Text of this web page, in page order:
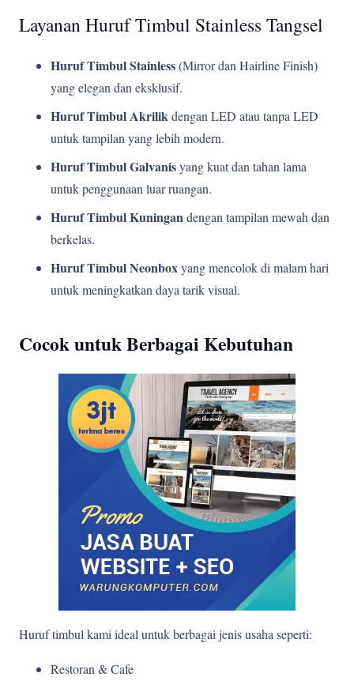
Layanan Huruf Timbul Stainless Tangsel
Huruf Timbul Stainless(Mirror dan Hairline Finish)
yang elegan dan eksklusif.
Huruf Timbul Akrilikdengan LED atau tanpa LED
untuk tampilan yang lebih modern.
Huruf Timbul Galvanisyang kuat dan tahan lama
untuk penggunaan luar ruangan.
Huruf Timbul Kuningandengan tampilan mewah dan
berkelas.
Huruf Timbul Neonboxyang mencolok di malam hari
untuk meningkatkan daya tarik visual.
Cocok untuk Berbagai Kebutuhan
Huruf timbul kami ideal untuk berbagai jenis usaha seperti:
Restoran & Cafe